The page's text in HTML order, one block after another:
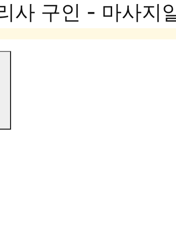
사 구인 - 마사지